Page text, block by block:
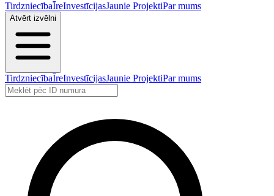
TirdzniecībaĪreInvestīcijasJaunie ProjektiPar mums
Atvērt izvēlni
TirdzniecībaĪreInvestīcijasJaunie ProjektiPar mums